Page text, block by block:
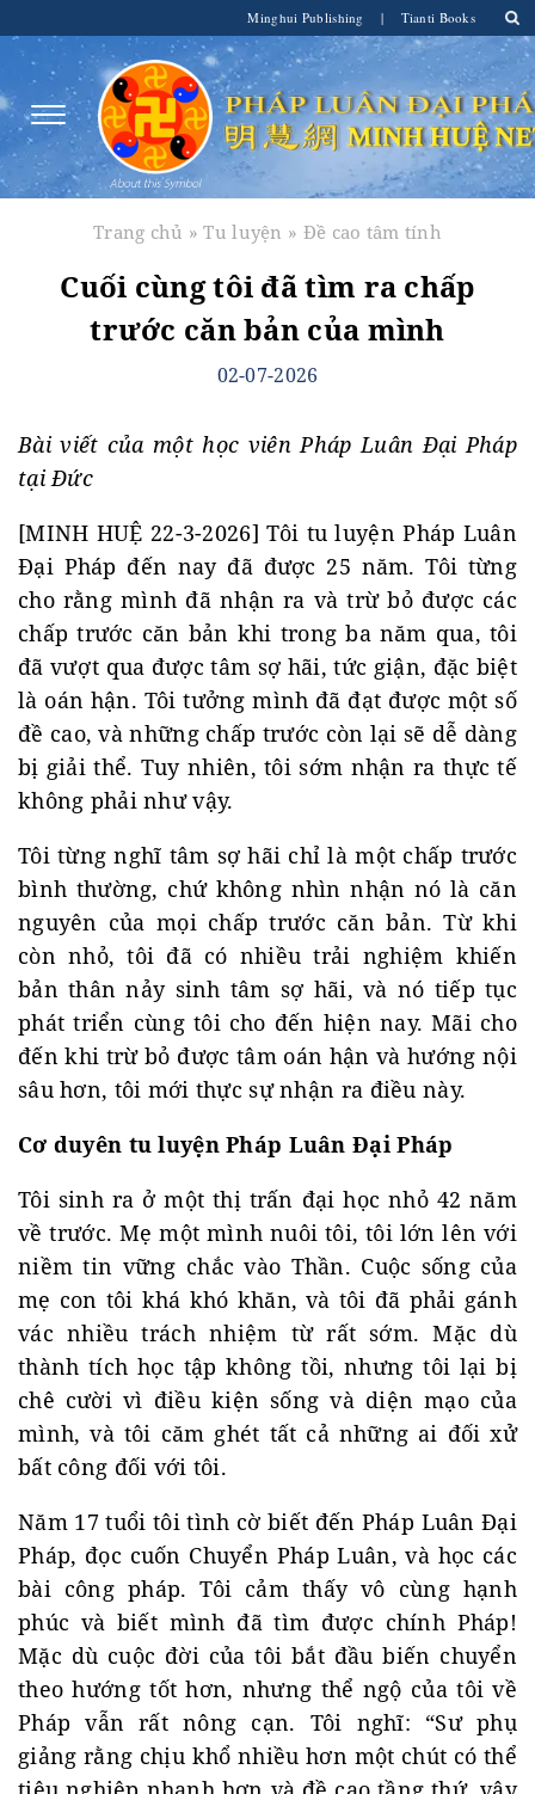
Minghui Publishing | Tianti Books
Trang chủ »Tu luyện » Đề cao tâm tính
Cuối cùng tôi đã tìm ra chấp
trước căn bản của mình
02-07-2026
Bài viết của một học viên Pháp Luân Đại Pháp
tại Đức
[MINH HUỆ 22-3-2026] Tôi tu luyện Pháp Luân
Đại Pháp đến nay đã được 25 năm. Tôi từng
cho rằng mình đã nhận ra và trừ bỏ được các
chấp trước căn bản khi trong ba năm qua, tôi
đã vượt qua được tâm sợ hãi, tức giận, đặc biệt
là oán hận. Tôi tưởng mình đã đạt được một số
đề cao, và những chấp trước còn lại sẽ dễ dàng
bị giải thể. Tuy nhiên, tôi sớm nhận ra thực tế
không phải như vậy.
Tôi từng nghĩ tâm sợ hãi chỉ là một chấp trước
bình thường, chứ không nhìn nhận nó là căn
nguyên của mọi chấp trước căn bản. Từ khi
còn nhỏ, tôi đã có nhiều trải nghiệm khiến
bản thân nảy sinh tâm sợ hãi, và nó tiếp tục
phát triển cùng tôi cho đến hiện nay. Mãi cho
đến khi trừ bỏ được tâm oán hận và hướng nội
sâu hơn, tôi mới thực sự nhận ra điều này.
Cơ duyên tu luyện Pháp Luân Đại Pháp
Tôi sinh ra ở một thị trấn đại học nhỏ 42 năm
về trước. Mẹ một mình nuôi tôi, tôi lớn lên với
niềm tin vững chắc vào Thần. Cuộc sống của
mẹ con tôi khá khó khăn, và tôi đã phải gánh
vác nhiều trách nhiệm từ rất sớm. Mặc dù
thành tích học tập không tồi, nhưng tôi lại bị
chê cười vì điều kiện sống và diện mạo của
mình, và tôi căm ghét tất cả những ai đối xử
bất công đối với tôi.
Năm 17 tuổi tôi tình cờ biết đến Pháp Luân Đại
Pháp, đọc cuốn Chuyển Pháp Luân, và học các
bài công pháp. Tôi cảm thấy vô cùng hạnh
phúc và biết mình đã tìm được chính Pháp!
Mặc dù cuộc đời của tôi bắt đầu biến chuyển
theo hướng tốt hơn, nhưng thể ngộ của tôi về
Pháp vẫn rất nông cạn. Tôi nghĩ: “Sư phụ
giảng rằng chịu khổ nhiều hơn một chút có thể